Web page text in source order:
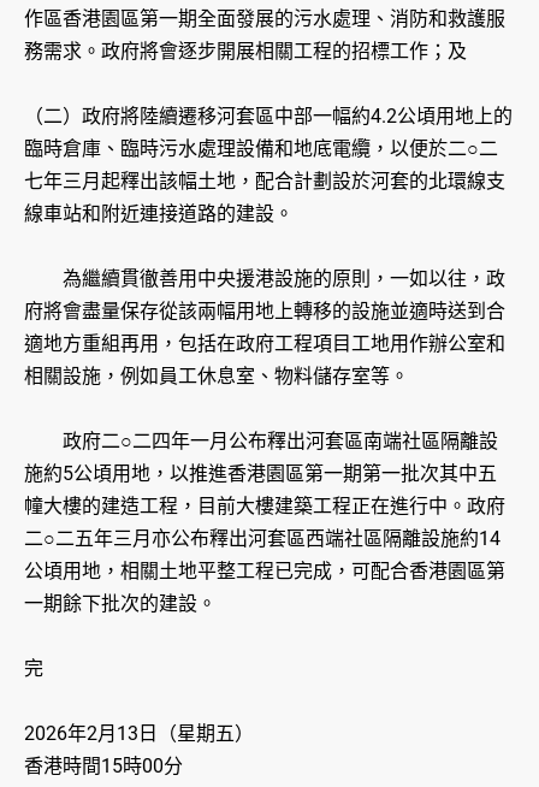
作區香港園區第一期全面發展的污水處理、消防和救護服
務需求。政府將會逐步開展相關工程的招標工作；及
（二）政府將陸續遷移河套區中部一幅約4.2公頃用地上的
臨時倉庫、臨時污水處理設備和地底電纜，以便於二○二
七年三月起釋出該幅土地，配合計劃設於河套的北環線支
線車站和附近連接道路的建設。
為繼續貫徹善用中央援港設施的原則，一如以往，政
府將會盡量保存從該兩幅用地上轉移的設施並適時送到合
適地方重組再用，包括在政府工程項目工地用作辦公室和
相關設施，例如員工休息室、物料儲存室等。
政府二○二四年一月公布釋出河套區南端社區隔離設
施約5公頃用地，以推進香港園區第一期第一批次其中五
幢大樓的建造工程，目前大樓建築工程正在進行中。政府
二○二五年三月亦公布釋出河套區西端社區隔離設施約14
公頃用地，相關土地平整工程已完成，可配合香港園區第
一期餘下批次的建設。
完
2026年2月13日（星期五）
香港時間15時00分